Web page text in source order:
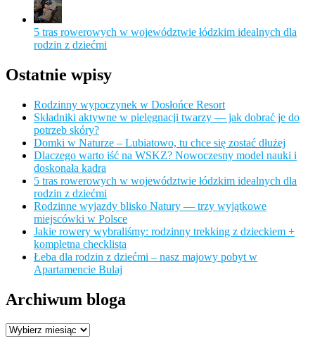
5 tras rowerowych w województwie łódzkim idealnych dla
rodzin z dziećmi
Ostatnie wpisy
Rodzinny wypoczynek w Dosłońce Resort
Składniki aktywne w pielęgnacji twarzy — jak dobrać je do
potrzeb skóry?
Domki w Naturze – Lubiatowo, tu chce się zostać dłużej
Dlaczego warto iść na WSKZ? Nowoczesny model nauki i
doskonała kadra
5 tras rowerowych w województwie łódzkim idealnych dla
rodzin z dziećmi
Rodzinne wyjazdy blisko Natury — trzy wyjątkowe
miejscówki w Polsce
Jakie rowery wybraliśmy: rodzinny trekking z dzieckiem +
kompletna checklista
Łeba dla rodzin z dziećmi – nasz majowy pobyt w
Apartamencie Bulaj
Archiwum bloga
Archiwum